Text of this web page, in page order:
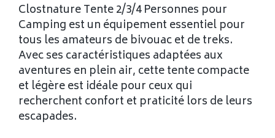
Clostnature Tente 2/3/4 Personnes pour
Camping est un équipement essentiel pour
tous les amateurs de bivouac et de treks.
Avec ses caractéristiques adaptées aux
aventures en plein air, cette tente compacte
et légère est idéale pour ceux qui
recherchent confort et praticité lors de leurs
escapades.